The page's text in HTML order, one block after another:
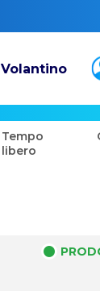
Volantino
Tempo
libero